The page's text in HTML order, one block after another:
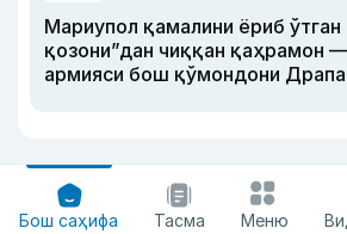
Мариупол қамалини ёриб ўтган
қозони”дан чиққан қаҳрамон
армияси бош қўмондони
Бош саҳифа Тасма Меню